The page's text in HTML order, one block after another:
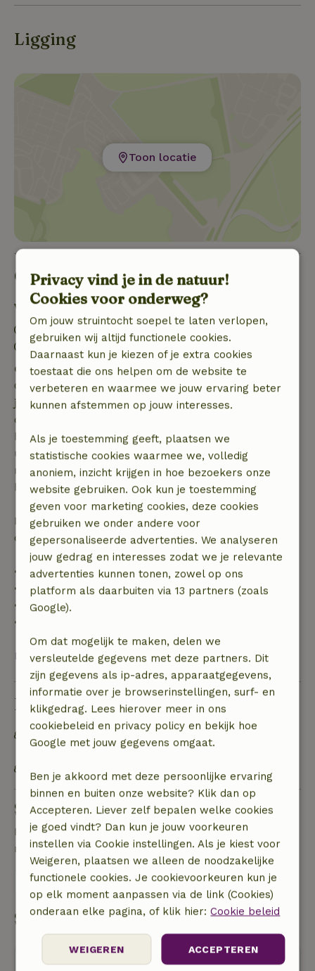
bereikt men via een kleine weg Passo Crocella en
Campitello di Sepino.
Ligging
Toon locatie
Goed om te weten
Verblijfdetails
Inchecken: 15:00- 20:00
Uitchecken: 07:00- 11:00
Gratis annuleren binnen 7 dagen
Gratis annuleren binnen 7 dagen na bevestiging van
je boeking, bij een boekingsaanvraag meer dan 28
dagen voor aanvang. Bij een boeking met aanvang
binnen 28 dagen geldt gratis annuleren binnen 24
uur. Bij annulering binnen gestelde periode heb je
recht op volledige terugbetaling van het
boekingsbedrag.
Daarna krijg je een deel van de reissom en 100% van
de borg terugbetaald:
• tot 42 dagen voor aankomst: 70% terugbetaald
• 42–28 dagen voor aankomst: 40% terugbetaald
• 28 dagen tot de aankomstdag: 10% terugbetaald
• op de aankomstdag of later: geen terugbetaling
Bekijk alles
Duurzaamheid
Afval scheiden (glas, papier, plastic,
voedselafval/biologisch)
Biodiversiteitsvriendelijke tuin
Stel een vraag
Neem contact op met de verhuurder van het
natuurhuisje
Stuur een bericht
Start mijn boeking
Privacy vind je in de natuur!
Cookies voor onderweg?
Om jouw struintocht soepel te laten verlopen,
gebruiken wij altijd functionele cookies.
Daarnaast kun je kiezen of je extra cookies
toestaat die ons helpen om de website te
verbeteren en waarmee we jouw ervaring beter
kunnen afstemmen op jouw interesses.
Als je toestemming geeft, plaatsen we
statistische cookies waarmee we, volledig
anoniem, inzicht krijgen in hoe bezoekers onze
website gebruiken. Ook kun je toestemming
geven voor marketing cookies, deze cookies
gebruiken we onder andere voor
gepersonaliseerde advertenties. We analyseren
jouw gedrag en interesses zodat we je relevante
advertenties kunnen tonen, zowel op ons
platform als daarbuiten via 13 partners (zoals
Google).
Om dat mogelijk te maken, delen we
versleutelde gegevens met deze partners. Dit
zijn gegevens als ip-adres, apparaatgegevens,
informatie over je browserinstellingen, surf- en
klikgedrag. Lees hierover meer in ons
cookiebeleid en privacy policy en bekijk hoe
Google met jouw gegevens omgaat.
Ben je akkoord met deze persoonlijke ervaring
binnen en buiten onze website? Klik dan op
Accepteren. Liever zelf bepalen welke cookies
je goed vindt? Dan kun je jouw voorkeuren
instellen via Cookie instellingen. Als je kiest voor
Weigeren, plaatsen we alleen de noodzakelijke
functionele cookies. Je cookievoorkeuren kun je
op elk moment aanpassen via de link (Cookies)
onderaan elke pagina, of klik hier:Cookie beleid
ACCEPTEREN
WEIGEREN